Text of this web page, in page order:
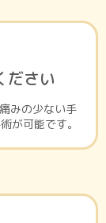
ださい
みの少ない手
が可能です｡